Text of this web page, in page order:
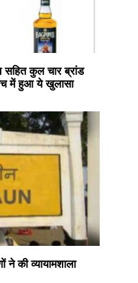
कुल चार ब्रांड
में हुआ ये खुलासा
ने की व्यायामशाला